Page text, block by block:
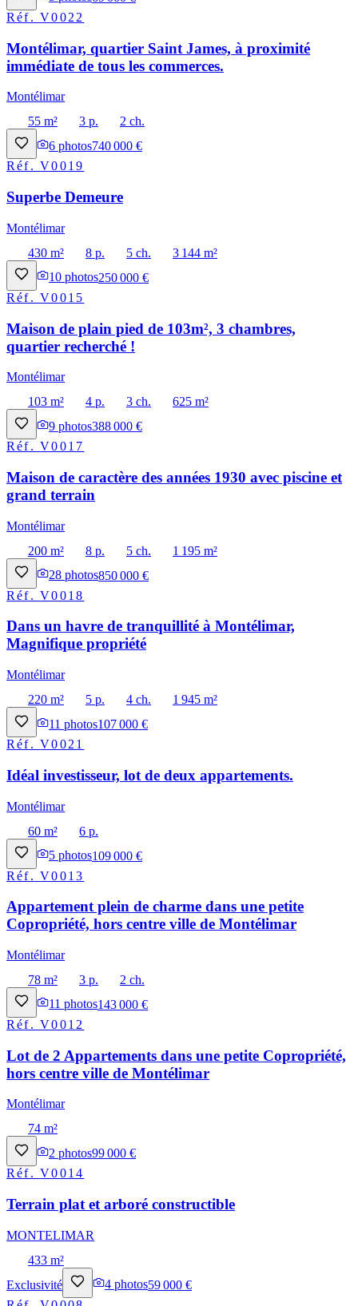
Réf.V0022
Montélimar, quartier Saint James, à proximité
immédiate de tous les commerces.
Montélimar
55 m²
3 p.
2 ch.
6 photos740 000 €
Réf.V0019
Superbe Demeure
Montélimar
430 m²
8 p. 5 ch.
3 144 m²
10 photos250 000 €
Réf.V0015
Maison de plain pied de 103m², 3 chambres,
quartier recherché !
Montélimar
103 m²
4 p. 3 ch.
625 m²
9 photos388 000 €
Réf.V0017
Maison de caractère des années 1930 avec piscine et
grand terrain
Montélimar
200 m²
8 p. 5 ch.
1 195 m²
28 photos850 000 €
Réf.V0018
Dans un havre de tranquillité à Montélimar,
Magnifique propriété
Montélimar
220 m²
5 p. 4 ch.
1 945 m²
11 photos107 000 €
Réf.V0021
Idéal investisseur, lot de deux appartements.
Montélimar
60 m²
6 p.
5 photos109 000 €
Réf.V0013
Appartement plein de charme dans une petite
Copropriété, hors centre ville de Montélimar
Montélimar
78 m²
3 p.
2 ch.
11 photos143 000 €
Réf.V0012
Lot de 2 Appartements dans une petite Copropriété,
hors centre ville de Montélimar
Montélimar
74 m²
2 photos99 000 €
Réf.V0014
Terrain plat et arboré constructible
MONTELIMAR
433 m²
Exclusivité
4 photos59 000 €